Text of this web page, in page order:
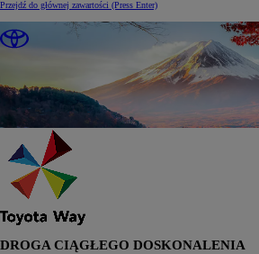
Przejdź do głównej zawartości (Press Enter)
DROGA CIĄGŁEGO DOSKONALENIA